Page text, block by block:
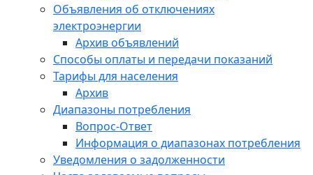
Объявления об отключениях
электроэнергии
Архив объявлений
Способы оплаты и передачи показаний
Тарифы для населения
Архив
Диапазоны потребления
Вопрос-Ответ
Информация о диапазонах потребления
Уведомления о задолженности